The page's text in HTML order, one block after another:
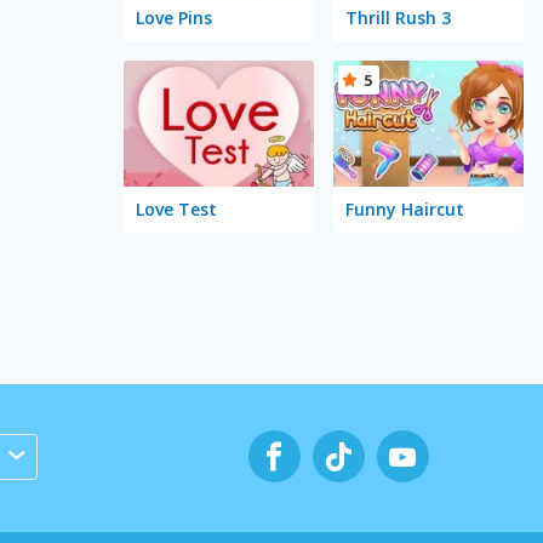
Love Pins Thrill Rush 3
Love Test Funny Haircut
5